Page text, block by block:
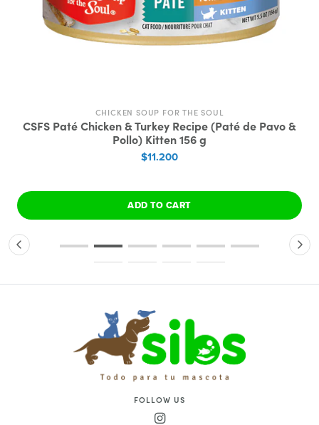
CHICKEN SOUP FOR THE SOUL
CSFS Paté Chicken & Turkey Recipe (Paté de Pavo &
Pollo) Kitten 156 g
$11.200
ADD TO CART
FOLLOW US